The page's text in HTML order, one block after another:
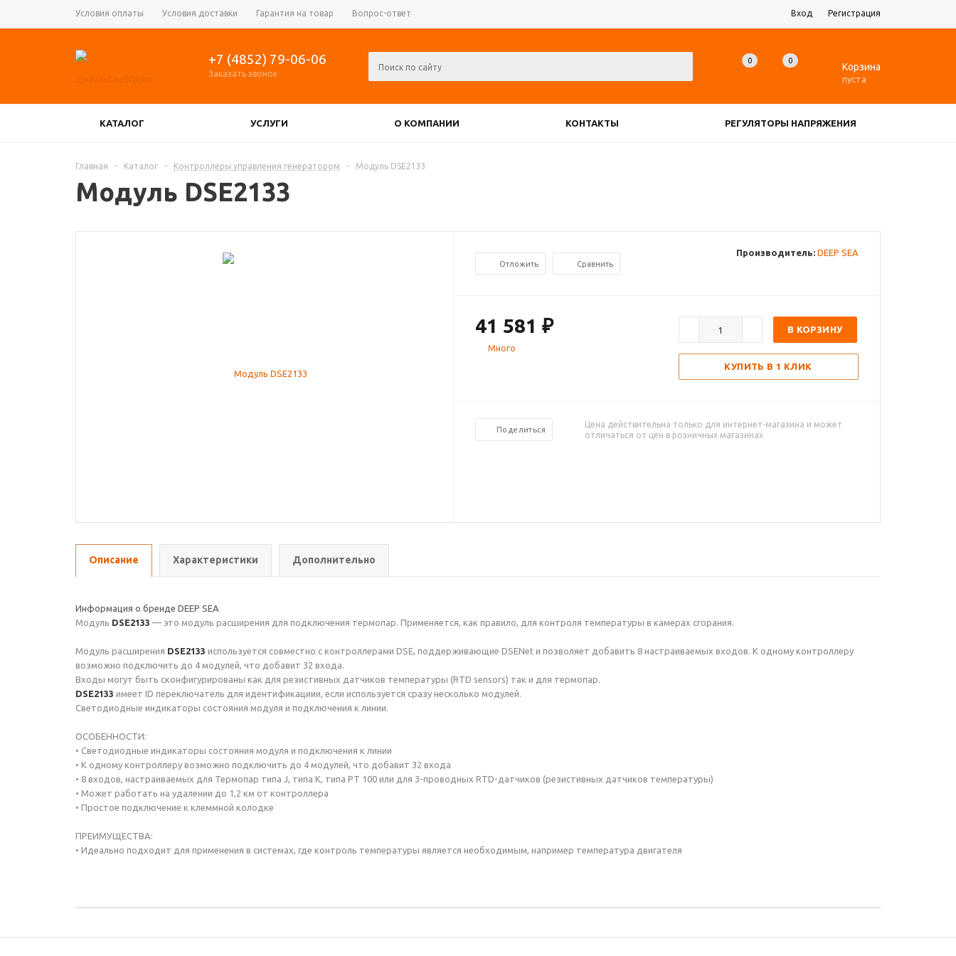
Условия оплаты Условия доставки Гарантия на товар Вопрос-ответ Вход Регистрация
+7 (4852) 79-06-06
Заказать звонок
0 0
Корзина
пуста
КАТАЛОГ УСЛУГИ О КОМПАНИИ КОНТАКТЫ РЕГУЛЯТОРЫ НАПРЯЖЕНИЯ
КОНТРОЛЛЕРЫ УПРАВЛЕНИЯ ГЕНЕРАТОРОМ
РЕГУЛЯТОРЫ ОБОРОТОВ ДВИГАТЕЛЯ, АКТУАТОРЫ
Главная - Каталог - Контроллеры управления генератором - Модуль DSE2133
Модуль DSE2133
Производитель: DEEP SEA
Отложить Сравнить
41 581 ₽
Много
В КОРЗИНУ
КУПИТЬ В 1 КЛИК
Поделиться
Цена действительна только для интернет-магазина и может
отличаться от цен в розничных магазинах
Описание Характеристики Дополнительно
Информация о бренде DEEP SEA
Модуль DSE2133 — это модуль расширения для подключения термопар. Применяется, как правило, для контроля температуры в камерах сгорания.
Модуль расширения DSE2133 используется совместно с контроллерами DSE, поддерживающие DSENet и позволяет добавить 8 настраиваемых входов. К одному контроллеру
возможно подключить до 4 модулей, что добавит 32 входа.
Входы могут быть сконфигурированы как для резистивных датчиков температуры (RTD sensors) так и для термопар.
DSE2133 имеет ID переключатель для идентификациии, если используется сразу несколько модулей.
Светодиодные индикаторы состояния модуля и подключения к линии.
ОСОБЕННОСТИ:
• Светодиодные индикаторы состояния модуля и подключения к линии
• К одному контроллеру возможно подключить до 4 модулей, что добавит 32 входа
• 8 входов, настраиваемых для Термопар типа J, типа K, типа PT 100 или для 3-проводных RTD-датчиков (резистивных датчиков температуры)
• Может работать на удалении до 1,2 км от контроллера
• Простое подключение к клеммной колодке
ПРЕИМУЩЕСТВА:
• Идеально подходит для применения в системах, где контроль температуры является необходимым, например температура двигателя